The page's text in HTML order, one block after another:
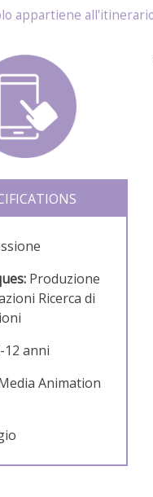
Produzione
Ricerca di
12 anni
Animation